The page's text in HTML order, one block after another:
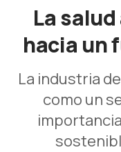
La
hacia un
La industria
como un